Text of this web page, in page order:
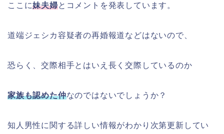
ここに妹夫婦とコメントを発表しています。
道端ジェシカ容疑者の再婚報道などはないので、
恐らく、交際相手とはいえ長く交際しているのか
家族も認めた仲なのではないでしょうか？
知人男性に関する詳しい情報がわかり次第更新してい